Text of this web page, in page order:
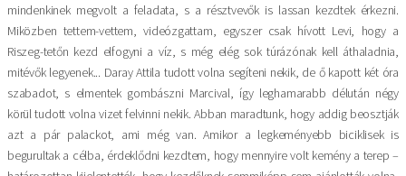
mindenkinek megvolt a feladata, s a résztvevők is lassan kezdtek érkezni.
Miközben tettem-vettem, videózgattam, egyszer csak hívott Levi, hogy a
Riszeg-tetőn kezd elfogyni a víz, s még elég sok túrázónak kell áthaladnia,
mitévők legyenek... Daray Attila tudott volna segíteni nekik, de ő kapott két óra
szabadot, s elmentek gombászni Marcival, így leghamarabb délután négy
körül tudott volna vizet felvinni nekik. Abban maradtunk, hogy addig beosztják
azt a pár palackot, ami még van. Amikor a legkeményebb biciklisek is
begurultak a célba, érdeklődni kezdtem, hogy mennyire volt kemény a terep –